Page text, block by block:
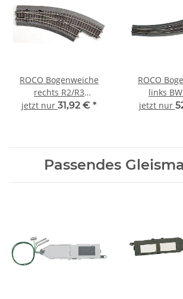
ROCO Bogenweiche
rechts R2/R3
Bettungsgleis RocoLine
jetzt nur 31,92 € *
ROCO
links
jetzt nur
Passendes